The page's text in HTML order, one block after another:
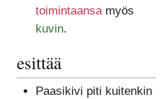
toimintaansamyös
kuvin.
esittää
Paasikivi piti kuitenkin